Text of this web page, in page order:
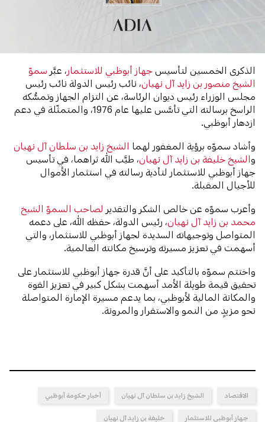
الذكرى الخمسين لتأسيس جهاز أبوظبي للاستثمار، عبَّر سموّ
الشيخ منصور بن زايد آل نهيان، نائب رئيس الدولة نائب رئيس
مجلس الوزراء رئيس ديوان الرئاسة، عن التزام الجهاز وتمسُّكه
الراسخ برسالته التي تأسَّس عليها عام 1976، والمتمثّلة في دعم
ازدهار أبوظبي.
وأشاد سموّه برؤية المغفور لهما الشيخ زايد بن سلطان آل نهيان
والشيخ خليفة بن زايد آل نهيان، طيَّب الله ثراهما، في تأسيس
جهاز أبوظبي للاستثمار لتأدية رسالته في استثمار الأموال
للأجيال المقبلة.
وأعرب سموّه عن خالص الشكر والتقدير لصاحب السموّ الشيخ
محمد بن زايد آل نهيان، رئيس الدولة، حفظه الله، على دعمه
المتواصل وتوجيهاته السديدة لجهاز أبوظبي للاستثمار، والتي
أسهمت في تعزيز مسيرته وترسيخ مكانته العالمية.
واختتم سموّه بالتأكيد على أنَّ قدرة جهاز أبوظبي للاستثمار على
تحقيق قيمة طويلة الأمد أسهمت بشكل كبير في تعزيز القوة
والمكانة المالية لأبوظبي، بما يدعم مسيرة الإمارة المتواصلة
نحو مزيدٍ من النمو والاستقرار والمرونة.
الاقتصاد الشيخ زايد بن سلطان آل نهيان أخبار حكومة أبوظبي
جهاز أبوظبي للاستثمار خليفة بن زايد آل نهيان